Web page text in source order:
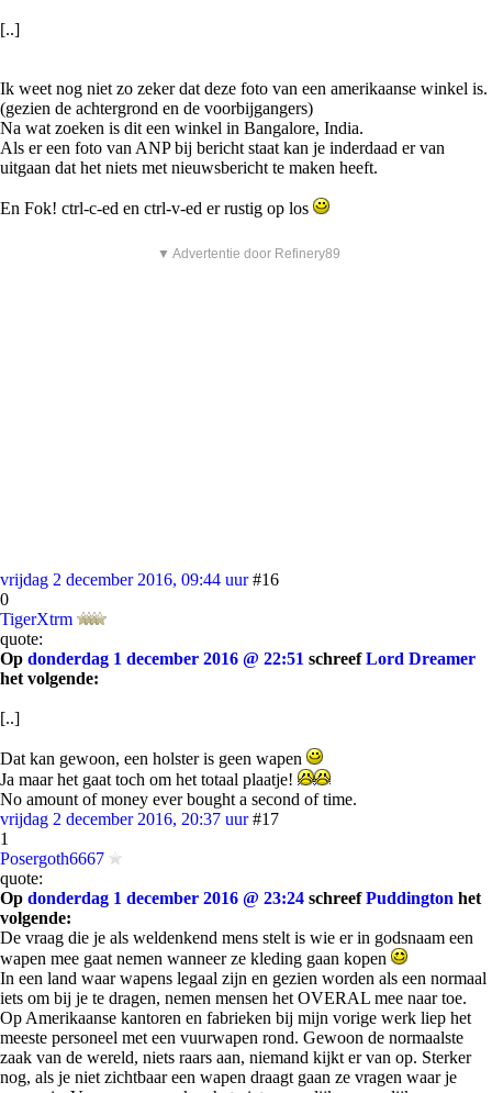
[..]
Ik weet nog niet zo zeker dat deze foto van een amerikaanse winkel is.
(gezien de achtergrond en de voorbijgangers)
Na wat zoeken is dit een winkel in Bangalore, India.
Als er een foto van ANP bij bericht staat kan je inderdaad er van
uitgaan dat het niets met nieuwsbericht te maken heeft.
En Fok! ctrl-c-ed en ctrl-v-ed er rustig op los
▼ Advertentie door Refinery89
vrijdag 2 december 2016, 09:44 uur #16
0
TigerXtrm
quote:
Op donderdag 1 december 2016 @ 22:51 schreefLord Dreamer
het volgende:
[..]
Dat kan gewoon, een holster is geen wapen
Ja maar het gaat toch om het totaal plaatje!
No amount of money ever bought a second of time.
vrijdag 2 december 2016, 20:37 uur #17
1
Posergoth6667
quote:
Op donderdag 1 december 2016 @ 23:24 schreefPuddington het
volgende:
De vraag die je als weldenkend mens stelt is wie er in godsnaam een
wapen mee gaat nemen wanneer ze kleding gaan kopen
In een land waar wapens legaal zijn en gezien worden als een normaal
iets om bij je te dragen, nemen mensen het OVERAL mee naar toe.
Op Amerikaanse kantoren en fabrieken bij mijn vorige werk liep het
meeste personeel met een vuurwapen rond. Gewoon de normaalste
zaak van de wereld, niets raars aan, niemand kijkt er van op. Sterker
nog, als je niet zichtbaar een wapen draagt gaan ze vragen waar je